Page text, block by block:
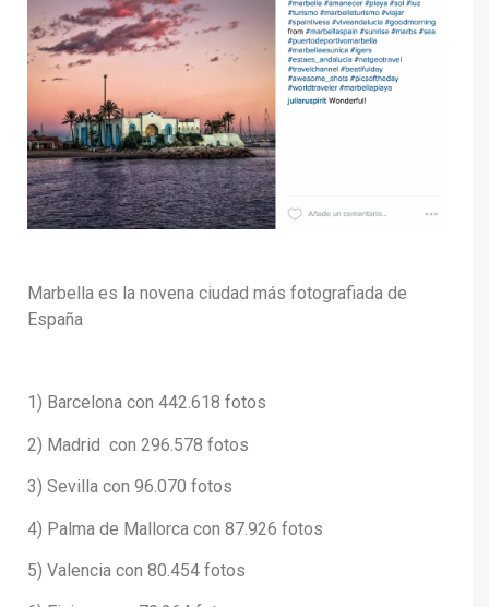
Marbella es la novena ciudad más fotografiada de
España
1) Barcelona con 442.618 fotos
2) Madrid con 296.578 fotos
3) Sevilla con 96.070 fotos
4) Palma de Mallorca con 87.926 fotos
5) Valencia con 80.454 fotos